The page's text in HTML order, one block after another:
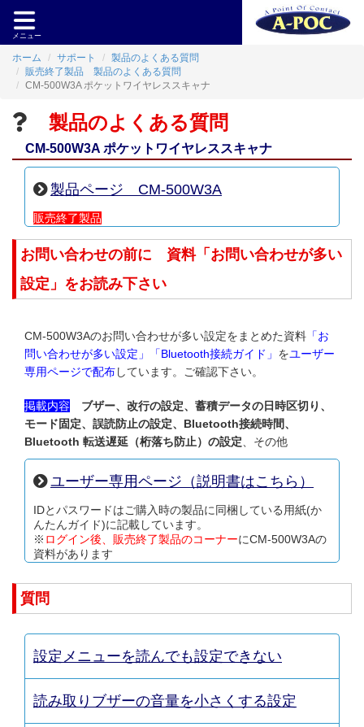
メニュー
ホーム サポート
製品のよくある質問
販売終了製品 製品のよくある質問
CM-500W3A ポケットワイヤレススキャナ
製品のよくある質問
CM-500W3A ポケットワイヤレススキャナ
製品ページ CM-500W3A
販売終了製品
お問い合わせの前に 資料「お問い合わせが多い
設定」をお読み下さい
CM-500W3Aのお問い合わせが多い設定をまとめた資料 「お
問い合わせが多い設定」「Bluetooth接続ガイド」 をユーザー
専用ページで配布しています。ご確認下さい。
掲載内容
ブザー、改行の設定、蓄積データの日時区切り、
モード固定、誤読防止の設定、Bluetooth接続時間、
Bluetooth 転送遅延（桁落ち防止）の設定 、その他
ユーザー専用ページ（説明書はこちら）
IDとパスワードはご購入時の製品に同梱している用紙(か
んたんガイド)に記載しています。
※ ログイン後、販売終了製品のコーナーにCM-500W3Aの
資料があります
質問
設定メニューを読んでも設定できない
読み取りブザーの音量を小さくする設定